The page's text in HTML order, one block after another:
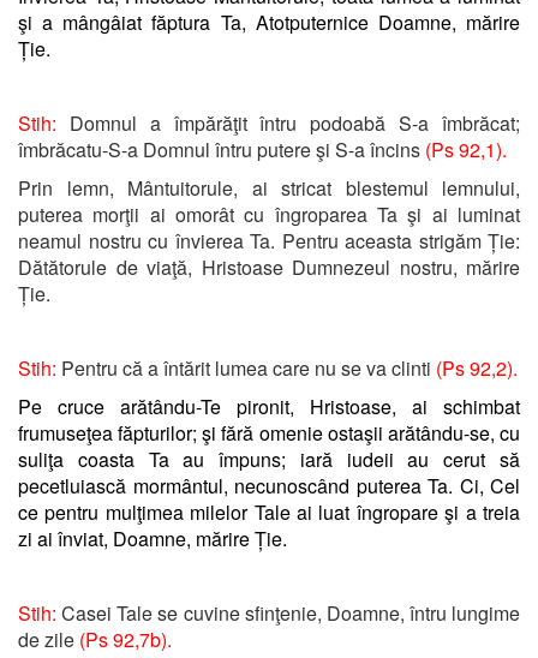
şi a mângâiat făptura Ta, Atotputernice Doamne, mărire
Ție.
Stih: Domnul a împărăţit întru podoabă S-a îmbrăcat;
îmbrăcatu-S-a Domnul întru putere şi S-a încins (Ps 92,1).
Prin lemn, Mântuitorule, ai stricat blestemul lemnului,
puterea morţii ai omorât cu îngroparea Ta şi ai luminat
neamul nostru cu învierea Ta. Pentru aceasta strigăm Ție:
Dătătorule de viaţă, Hristoase Dumnezeul nostru, mărire
Ție.
Stih: Pentru că a întărit lumea care nu se va clinti (Ps 92,2).
Pe cruce arătându-Te pironit, Hristoase, ai schimbat
frumuseţea făpturilor; şi fără omenie ostaşii arătându-se, cu
suliţa coasta Ta au împuns; iară iudeii au cerut să
pecetluiască mormântul, necunoscând puterea Ta. Ci, Cel
ce pentru mulţimea milelor Tale ai luat îngropare şi a treia
zi ai înviat, Doamne, mărire Ție.
Stih: Casei Tale se cuvine sfinţenie, Doamne, întru lungime
de zile (Ps 92,7b).